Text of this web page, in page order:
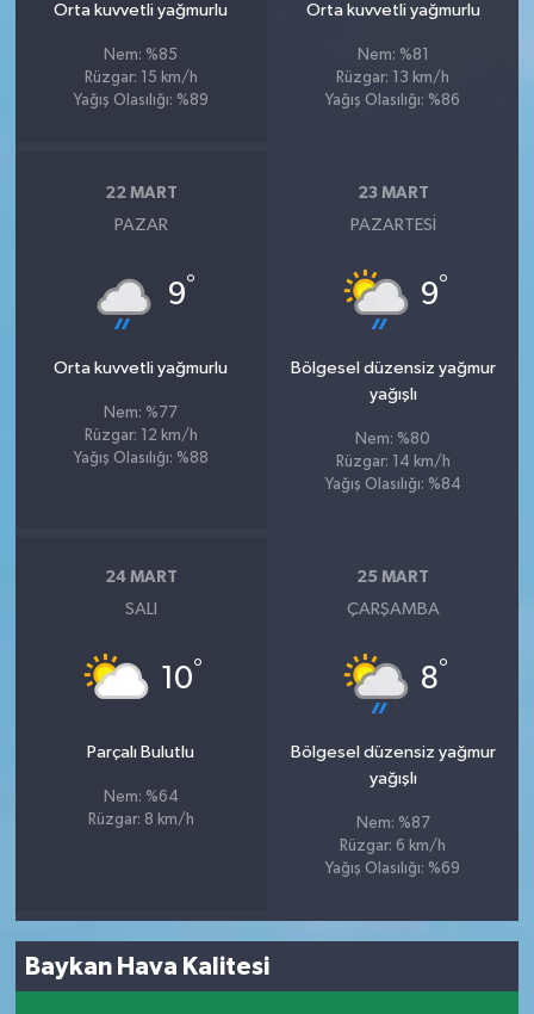
Orta kuvvetli yağmurlu
Nem: %85
Rüzgar: 15 km/h
Yağış Olasılığı: %89
Orta kuvvetli yağmurlu
Nem: %81
Rüzgar: 13 km/h
Yağış Olasılığı: %86
22 MART
PAZAR
9°
Orta kuvvetli yağmurlu
Nem: %77
Rüzgar: 12 km/h
Yağış Olasılığı: %88
23 MART
PAZARTESI
9°
Bölgesel düzensiz yağmur
yağışlı
Nem: %80
Rüzgar: 14 km/h
Yağış Olasılığı: %84
24 MART
SALI
10°
Parçalı Bulutlu
Nem: %64
Rüzgar: 8 km/h
25 MART
ÇARŞAMBA
8°
Bölgesel düzensiz yağmur
yağışlı
Nem: %87
Rüzgar: 6 km/h
Yağış Olasılığı: %69
Baykan Hava Kalitesi